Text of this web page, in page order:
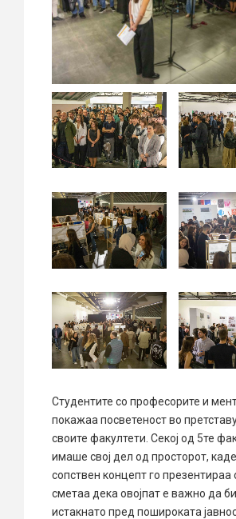
Студентите со професорите и
покажаа посветеност во
своите факултети. Секој од 5те
имаше свој дел од просторот,
сопствен концепт го презентираа
сметаа дека овојпат е важно да
истакнато пред пошироката